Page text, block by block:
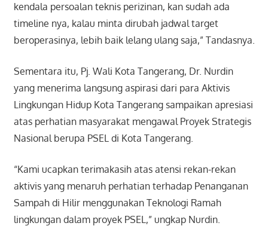
kendala persoalan teknis perizinan, kan sudah ada
timeline nya, kalau minta dirubah jadwal target
beroperasinya, lebih baik lelang ulang saja,” Tandasnya.
Sementara itu, Pj. Wali Kota Tangerang, Dr. Nurdin
yang menerima langsung aspirasi dari para Aktivis
Lingkungan Hidup Kota Tangerang sampaikan apresiasi
atas perhatian masyarakat mengawal Proyek Strategis
Nasional berupa PSEL di Kota Tangerang.
“Kami ucapkan terimakasih atas atensi rekan-rekan
aktivis yang menaruh perhatian terhadap Penanganan
Sampah di Hilir menggunakan Teknologi Ramah
lingkungan dalam proyek PSEL,” ungkap Nurdin.